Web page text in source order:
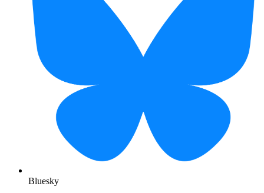
Bluesky